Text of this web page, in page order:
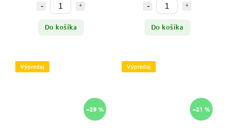
Do košíka Do košíka
Výpredaj
–29 %
Výpredaj
–21 %